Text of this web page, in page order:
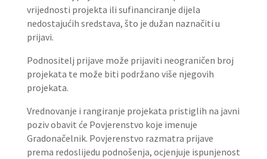
vrijednosti projekta ili sufinanciranje dijela
nedostajućih sredstava, što je dužan naznačiti u
prijavi.
Podnositelj prijave može prijaviti neograničen broj
projekata te može biti podržano više njegovih
projekata.
Vrednovanje i rangiranje projekata pristiglih na javni
poziv obavit će Povjerenstvo koje imenuje
Gradonačelnik. Povjerenstvo razmatra prijave
prema redoslijedu podnošenja, ocjenjuje ispunjenost